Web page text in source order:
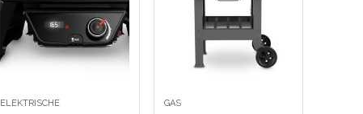
ELEKTRISCHE GAS